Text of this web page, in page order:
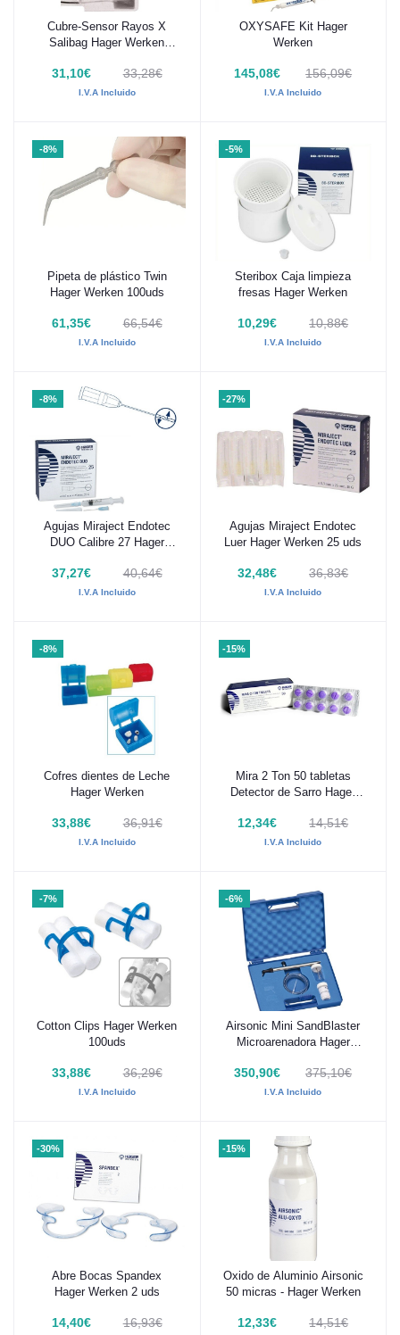
Añadir al carrito
Cubre-Sensor Rayos X
Salibag Hager Werken
31,10€ 33,28€
I.V.A Incluido
Añadir al carrito
OXYSAFE Kit Hager
Werken
145,08€ 156,09€
I.V.A Incluido
-8%
Añadir al carrito
Pipeta de plástico Twin
Hager Werken 100uds
61,35€ 66,54€
I.V.A Incluido
-5%
Añadir al carrito
Steribox Caja limpieza
fresas Hager Werken
10,29€ 10,88€
I.V.A Incluido
-8%
Añadir al carrito
Agujas Miraject Endotec
DUO Calibre 27 Hager
37,27€ 40,64€
I.V.A Incluido
-27%
Añadir al carrito
Agujas Miraject Endotec
Luer Hager Werken 25 uds
32,48€ 36,83€
I.V.A Incluido
-8%
Añadir al carrito
Cofres dientes de Leche
Hager Werken
33,88€ 36,91€
I.V.A Incluido
-15%
Añadir al carrito
Mira 2 Ton 50 tabletas
Detector de Sarro Hager
12,34€ 14,51€
I.V.A Incluido
-7%
Añadir al carrito
Cotton Clips Hager Werken
100uds
33,88€ 36,29€
I.V.A Incluido
-6%
Añadir al carrito
Airsonic Mini SandBlaster
Microarenadora Hager
350,90€ 375,10€
I.V.A Incluido
-30%
Añadir al carrito
Abre Bocas Spandex
Hager Werken 2 uds
14,40€ 16,93€
-15%
Añadir al carrito
Oxido de Aluminio Airsonic
50 micras - Hager Werken
12,33€ 14,51€